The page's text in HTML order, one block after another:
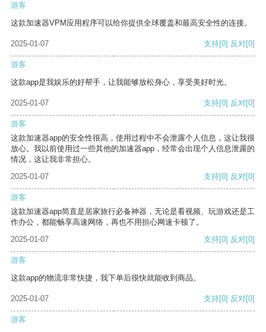
游客
这款加速器VPM应用程序可以给你提供全球覆盖和最高安全性的连接。
2025-01-07 支持[0] 反对[0]
游客
这款app是我娱乐的好帮手，让我能够放松身心，享受美好时光。
2025-01-07 支持[0] 反对[0]
游客
这款加速器app的安全性很高，使用过程中不会泄露个人信息，这让我很
放心。我以前使用过一些其他的加速器app，经常会出现个人信息泄露的
情况，这让我非常担心。
2025-01-07
支持[0] 反对[0]
游客
这款加速器app简直是居家旅行必备神器，无论是看视频、玩游戏还是工
作办公，都能畅享高速网络，再也不用担心网速卡顿了。
2025-01-07
支持[0] 反对[0]
游客
这款app的物流非常快捷，我下单后很快就能收到商品。
2025-01-07 支持[0] 反对[0]
游客